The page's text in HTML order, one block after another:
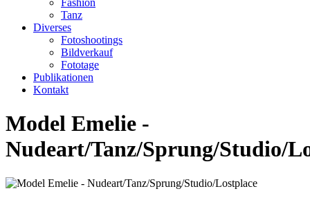
Fashion
Tanz
Diverses
Fotoshootings
Bildverkauf
Fototage
Publikationen
Kontakt
Model Emelie -
Nudeart/Tanz/Sprung/Studio/